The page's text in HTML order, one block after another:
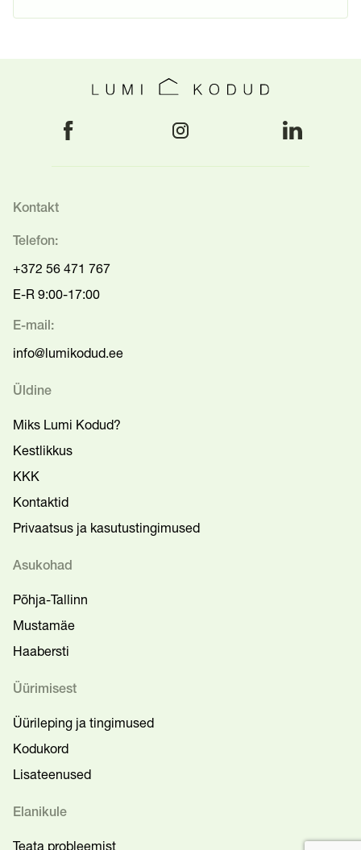
Kontakt
Telefon:
+372 56 471 767
E-R 9:00-17:00
E-mail:
info@lumikodud.ee
Üldine
Miks Lumi Kodud?
Kestlikkus
KKK
Kontaktid
Privaatsus ja kasutustingimused
Asukohad
Põhja-Tallinn
Mustamäe
Haabersti
Üürimisest
Üürileping ja tingimused
Kodukord
Lisateenused
Elanikule
Teata probleemist